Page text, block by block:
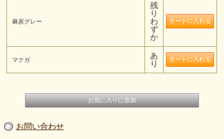
麻炭グレー
残
り
わ
ず
か
マクガ
あ
り
お問い合わせ